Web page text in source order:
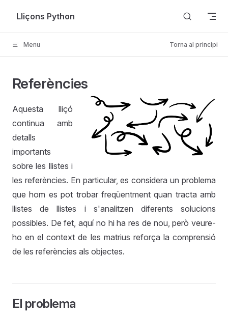
Skip to content
Lliçons Python
Menu Torna al principi
Referències
Aquesta lliçó
continua amb
detalls
importants
sobre les llistes i
les referències. En particular, es considera un problema
que hom es pot trobar freqüentment quan tracta amb
llistes de llistes i s'analitzen diferents solucions
possibles. De fet, aquí no hi ha res de nou, però veure-
ho en el context de les matrius reforça la comprensió
de les referències als objectes.
El problema